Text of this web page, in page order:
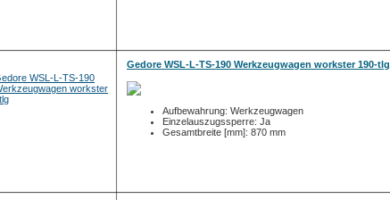
Gedore WSL-L-TS-190 Werkzeugwagen workster 190-tlg
Aufbewahrung: Werkzeugwagen
Einzelauszugssperre: Ja
Gesamtbreite [mm]: 870 mm